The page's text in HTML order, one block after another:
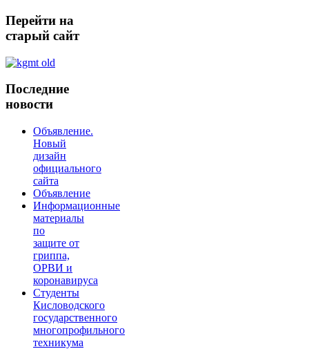
Перейти на
старый сайт
Последние
новости
Объявление.
Новый
дизайн
официального
сайта
Объявление
Информационные
материалы
по
защите от
гриппа,
ОРВИ и
коронавируса
Студенты
Кисловодского
государственного
многопрофильного
техникума